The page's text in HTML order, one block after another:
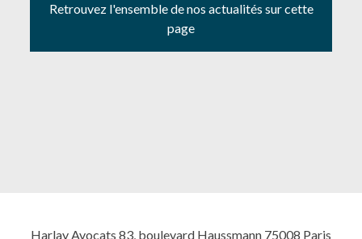
Retrouvez l'ensemble de nos actualités sur cette
page
Harlay Avocats 83, boulevard Haussmann 75008 Paris